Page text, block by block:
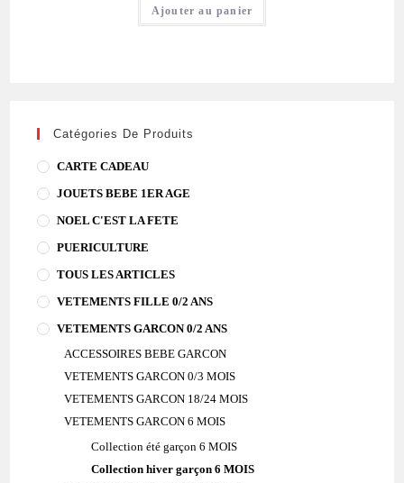
Ajouter au panier
Catégories De Produits
CARTE CADEAU
JOUETS BEBE 1ER AGE
NOEL C'EST LA FETE
PUERICULTURE
TOUS LES ARTICLES
VETEMENTS FILLE 0/2 ANS
VETEMENTS GARCON 0/2 ANS
ACCESSOIRES BEBE GARCON
VETEMENTS GARCON 0/3 MOIS
VETEMENTS GARCON 18/24 MOIS
VETEMENTS GARCON 6 MOIS
Collection été garçon 6 MOIS
Collection hiver garçon 6 MOIS